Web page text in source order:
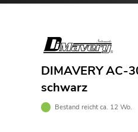
DIMAVERY AC-
schwarz
Bestand reicht ca. 12 Wo.